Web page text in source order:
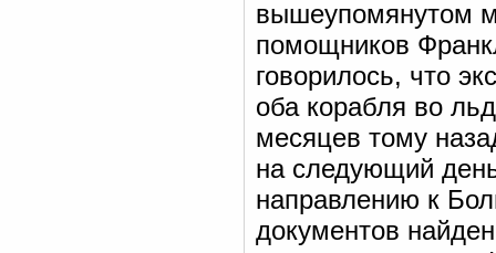
вышеупомянутом
помощников
говорилось, что
оба корабля во
месяцев тому
на следующий
направлению к
документов